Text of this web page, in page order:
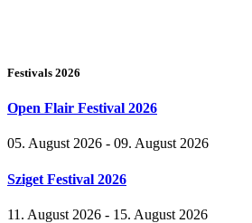
Festivals 2026
Open Flair Festival 2026
05. August 2026 - 09. August 2026
Sziget Festival 2026
11. August 2026 - 15. August 2026